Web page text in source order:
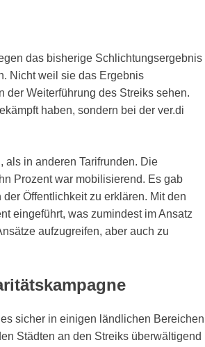
das bisherige Schlichtungsergebnis
Nicht weil sie das Ergebnis
Weiterführung des Streiks sehen.
haben, sondern bei der ver.di
als in anderen Tarifrunden. Die
Prozent war mobilisierend. Es gab
Öffentlichkeit zu erklären. Mit den
eingeführt, was zumindest im Ansatz
aufzugreifen, aber auch zu
sicher in einigen ländlichen Bereichen
Städten an den Streiks überwältigend